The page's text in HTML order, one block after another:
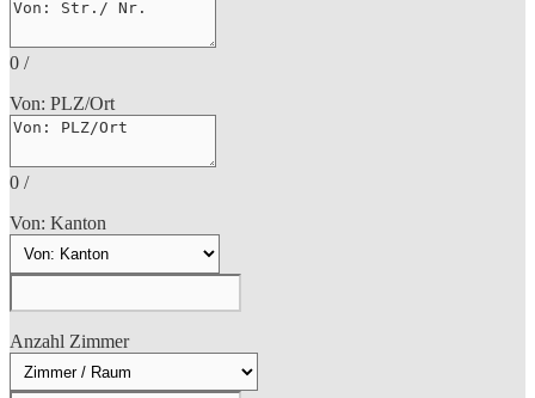
0 /
Von: PLZ/Ort
0 /
Von: Kanton
Anzahl Zimmer